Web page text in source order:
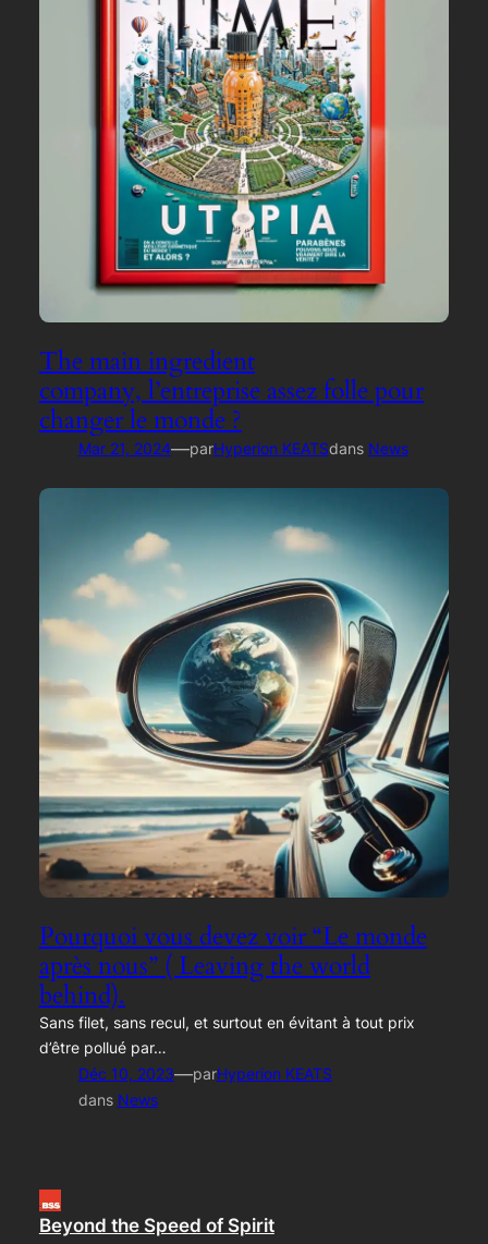
The main ingredient
company, l’entreprise assez folle pour
changer le monde ?
Mar 21, 2024—parHyperion KEATSdans News
Pourquoi vous devez voir “Le monde
après nous” ( Leaving the world
behind).
Sans filet, sans recul, et surtout en évitant à tout prix
d’être pollué par…
Déc 10, 2023—parHyperion KEATS
dans News
Beyond the Speed of Spirit